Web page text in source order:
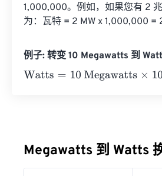
1,000,000。例如，如果您有 2
为：瓦特 = 2 MW x 1,000,000
例子: 转变 10 Megawatts 到
Watts= 10 Megawatts×1000000=
Megawatts 到 Watts